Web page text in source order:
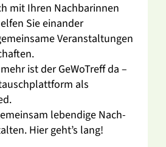
mit Ihren Nach­ba­rinnen
Sie einander
Veran­stal­tungen
ist der GeWo­Treff da –
als
leben­dige Nach­
Hier geht’s lang!